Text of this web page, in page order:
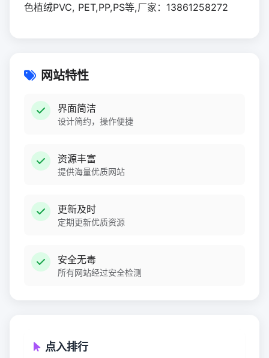
色植绒PVC, PET,PP,PS等,厂家：13861258272
网站特性
界面简洁
设计简约，操作便捷
资源丰富
提供海量优质网站
更新及时
定期更新优质资源
安全无毒
所有网站经过安全检测
点入排行